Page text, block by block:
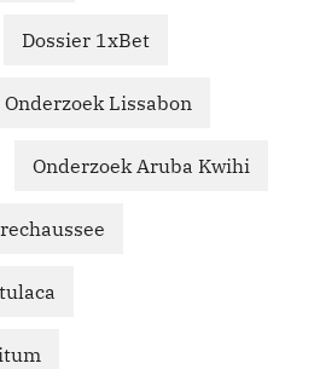
Dossier 1xBet
Onderzoek Lissabon
Onderzoek Aruba Kwihi